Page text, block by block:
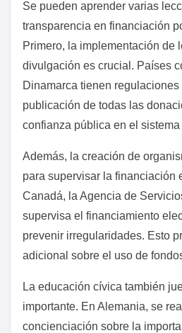
Se pueden aprender varias
transparencia en financiación
Primero, la implementación de
divulgación es crucial. Países
Dinamarca tienen
publicación de todas las
confianza pública en el
Además, la creación de
para supervisar la financiación
Canadá, la Agencia de
supervisa el financiamiento
prevenir irregularidades. Esto
adicional sobre el uso de
La educación cívica también
importante. En Alemania, se
concienciación sobre la